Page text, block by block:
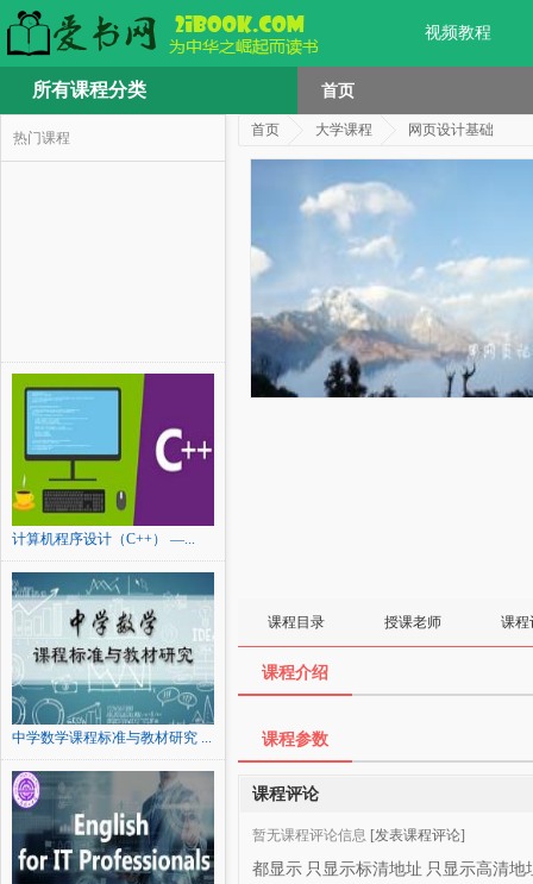
视频教程
所有课程分类 首页
热门课程
计算机程序设计（C++） —...
中学数学课程标准与教材研究 ...
首页 大学课程 网页设计基础
课程目录 授课老师 课程
课程介绍
课程参数
课程评论
暂无课程评论信息 [发表课程评论]
都显示 只显示标清地址 只显示高清地